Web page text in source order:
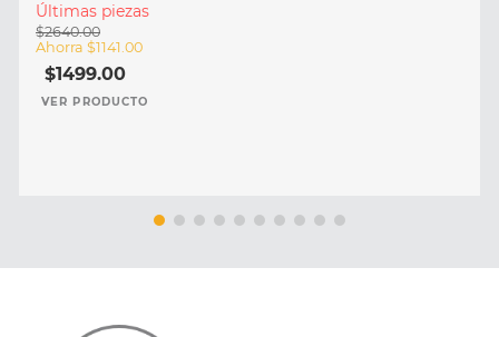
Últimas piezas
$2640.00
Ahorra $1141.00
$1499.00
VER PRODUCTO